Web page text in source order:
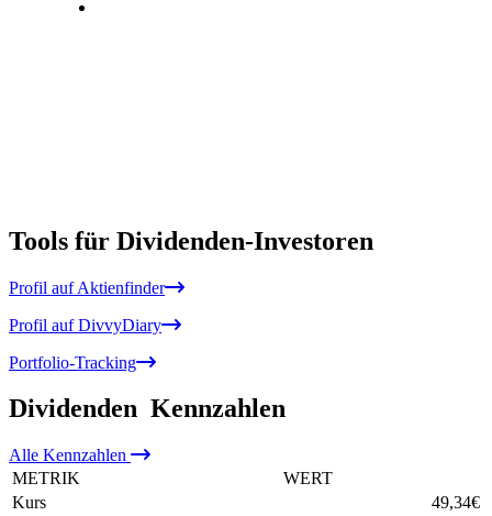
Tools für Dividenden-Investoren
Profil auf Aktienfinder
Profil auf DivvyDiary
Portfolio-Tracking
Dividenden Kennzahlen
Alle Kennzahlen
METRIK
WERT
Kurs
49,34€